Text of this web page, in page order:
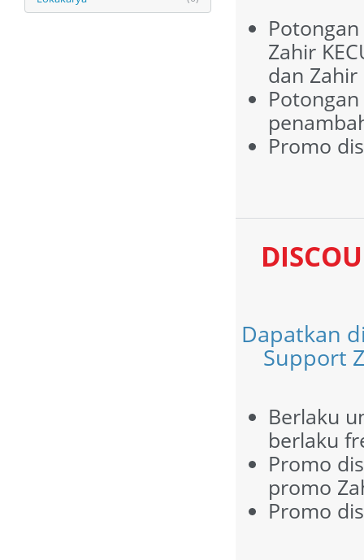
Zahir
dan Zahir
Promo
Dapatkan
Support
Berlaku
berlaku
Promo
promo
Promo